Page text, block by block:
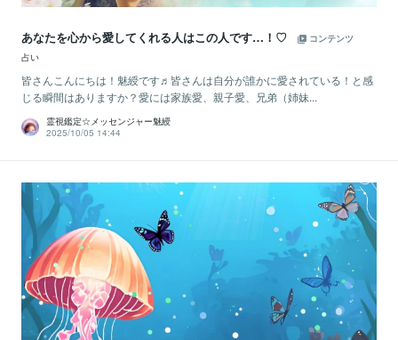
あなたを心から愛してくれる人はこの人です…！♡
コンテンツ
占い
皆さんこんにちは！魅綬です♬皆さんは自分が誰かに愛されている！と感
じる瞬間はありますか？愛には家族愛、親子愛、兄弟（姉妹...
霊視鑑定☆メッセンジャー魅綬
2025/10/05 14:44